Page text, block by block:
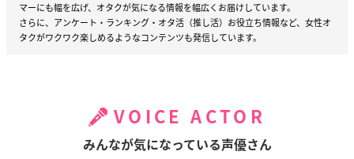
マーにも幅を広げ、オタクが気になる情報を幅広くお届けしています。
さらに、アンケート・ランキング・オタ活（推し活）お役立ち情報など、女性オ
タクがワクワク楽しめるようなコンテンツも発信しています。
VOICE ACTOR
みんなが気になっている声優さん